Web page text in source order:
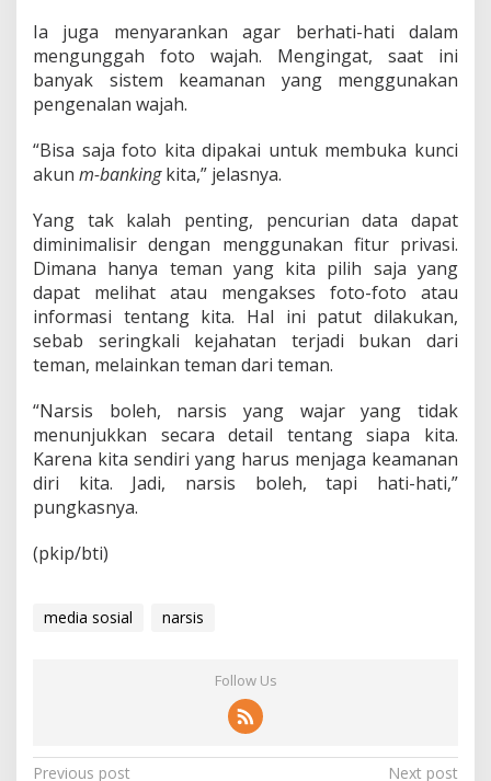
Ia juga menyarankan agar berhati-hati dalam
mengunggah foto wajah. Mengingat, saat ini
banyak sistem keamanan yang menggunakan
pengenalan wajah.
“Bisa saja foto kita dipakai untuk membuka kunci
akun m-bankingkita,” jelasnya.
Yang tak kalah penting, pencurian data dapat
diminimalisir dengan menggunakan fitur privasi.
Dimana hanya teman yang kita pilih saja yang
dapat melihat atau mengakses foto-foto atau
informasi tentang kita. Hal ini patut dilakukan,
sebab seringkali kejahatan terjadi bukan dari
teman, melainkan teman dari teman.
“Narsis boleh, narsis yang wajar yang tidak
menunjukkan secara detail tentang siapa kita.
Karena kita sendiri yang harus menjaga keamanan
diri kita. Jadi, narsis boleh, tapi hati-hati,”
pungkasnya.
(pkip/bti)
media sosial narsis
Follow Us
Previous post
Next post